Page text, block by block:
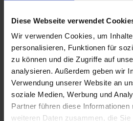
Diese Webseite verwendet
Wir verwenden Cookies, um
personalisieren, Funktionen für
zu können und die Zugriffe auf
analysieren. Außerdem geben wir
Verwendung unserer Website an
soziale Medien, Werbung und
Partner führen diese
weiteren Daten zusammen, die Sie
erhalten Sie im Servicebereich
Gepäckinformationen.
Wir möchten Sie darauf aufmerksam
Ankunftstag ab 15 Uhr (örtliche
Ihr Hotel einchecken können. An
Sie Ihr Zimmer bis 11 Uhr (örtliche
nutzen. Bitte beachten Sie, dass es
Buchungen vorkommen kann, dass
Nachweis der Anreise aus einem
fordert. Sollte ein derartiger